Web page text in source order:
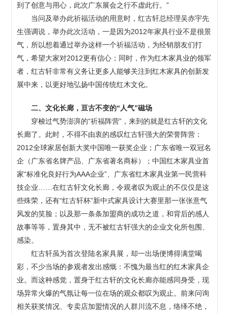
到了创意与用心，此次广东展会之行不虚此行。”
当问及举办此祈福活动的用意时，红古轩总经理吴赤宇先
生强调说，举办此次活动，一是因为2012年家具行业不是很景
气，所以想着通过举办这样一个祈福活动，为经销朋友们打
气，希望大家对2012更有信心；同时，作为红木家具业的领军
者，红古轩非常有义务让更多人能够关注到红木家具的创新发
展中来，以更好地弘扬中国传统红木文化。
二、文化长廊，亘古不变的“人气”磁场
穿梭过气势澎湃的“祈福阵营”，来到的就是红古轩的文化
长廊了。此时，不得不由衷的感叹红古轩强大的荣誉阵营：
2012全球家居创新大奖中国唯一获奖企业；广东省唯一双冠名
企（广东省名牌产品、广东省著名商标）；中国红木家具业首
家“标准化良好行为AAA企业”、广东省红木家具业第一民营科
技企业……在红古轩文化长廊，令观者叹为观止的不仅仅是这
些殊荣，还有“红古轩杯”新中式家具设计大赛里那一张张意气
风发的笑脸；以及那一条条加盟商的成功之道，和背后的感人
故事等等，置身其中，无不被红古轩强大的企业文化所包围、
感染。
红古轩虽为首次登陆名家具展，却一出场便博得满堂喝
彩，不少当场的参观者发出感慨：不愧为最当红的红木家具企
业。而这种感觉，置身于红古轩的文化长廊亦能感同身受，现
场异常火爆的气氛让每一位在场的观众都叹为观止。前来问询
相关获奖情况、专卖店加盟情况的人群川流不息，络绎不绝，